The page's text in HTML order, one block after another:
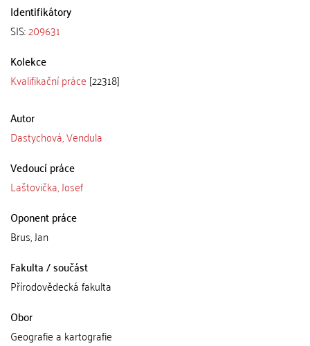
Identifikátory
SIS:209631
Kolekce
Kvalifikační práce [22318]
Autor
Dastychová, Vendula
Vedoucí práce
Laštovička, Josef
Oponent práce
Brus, Jan
Fakulta / součást
Přírodovědecká fakulta
Obor
Geografie a kartografie